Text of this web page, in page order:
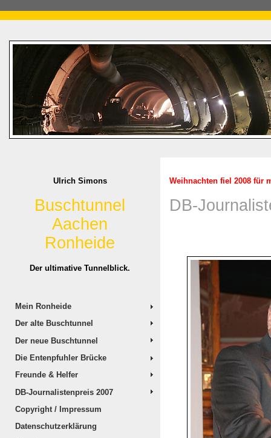
Ulrich Simons
Buschtunnel
Aachen
Ronheide
Der ultimative Tunnelblick.
Mein Ronheide
Der alte Buschtunnel
Der neue Buschtunnel
Die Entenpfuhler Brücke
Freunde & Helfer
DB-Journalistenpreis 2007
Copyright / Impressum
Datenschutzerklärung
Weihnachten fiel 2008 für
DB-